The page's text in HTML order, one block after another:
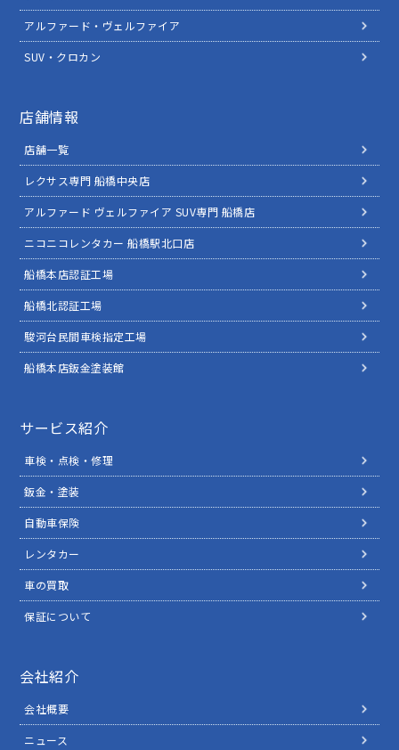
アルファード・ヴェルファイア
SUV・クロカン
店舗情報
店舗一覧
レクサス専門 船橋中央店
アルファード ヴェルファイア SUV専門 船橋店
ニコニコレンタカー 船橋駅北口店
船橋本店認証工場
船橋北認証工場
駿河台民間車検指定工場
船橋本店鈑金塗装館
サービス紹介
車検・点検・修理
鈑金・塗装
自動車保険
レンタカー
車の買取
保証について
会社紹介
会社概要
ニュース